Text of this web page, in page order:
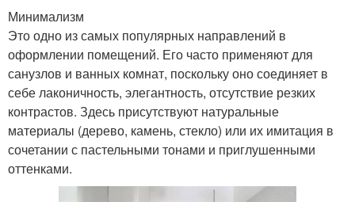
Минимализм
Это одно из самых популярных направлений в
оформлении помещений. Его часто применяют для
санузлов и ванных комнат, поскольку оно соединяет в
себе лаконичность, элегантность, отсутствие резких
контрастов. Здесь присутствуют натуральные
материалы (дерево, камень, стекло) или их имитация в
сочетании с пастельными тонами и приглушенными
оттенками.